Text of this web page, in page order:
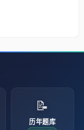
📝
历年题库